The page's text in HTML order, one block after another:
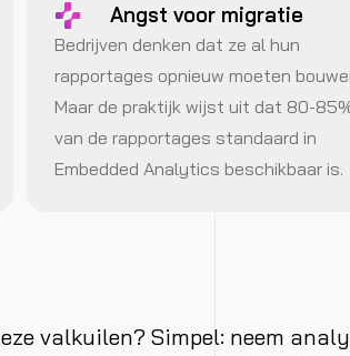
Angst voor migratie
Bedrijven denken dat ze al hun
rapportages opnieuw moeten
Maar de praktijk wijst uit dat 80-
van de rapportages standaard in
Embedded Analytics beschikbaar is.
valkuilen? Simpel: neem